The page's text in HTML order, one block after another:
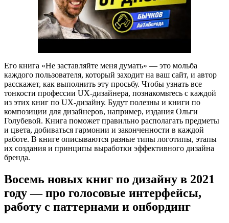
Его книга «Не заставляйте меня думать» — это мольба
каждого пользователя, который заходит на ваш сайт, и автор
расскажет, как выполнить эту просьбу. Чтобы узнать все
тонкости профессии UX-дизайнера, познакомьтесь с каждой
из этих книг по UX-дизайну. Будут полезны и книги по
композиции для дизайнеров, например, издания Ольги
Голубевой. Книга поможет правильно располагать предметы
и цвета, добиваться гармонии и законченности в каждой
работе. В книге описываются разные типы логотипы, этапы
их создания и принципы выработки эффективного дизайна
бренда.
Восемь новых книг по дизайну в 2021
году — про голосовые интерфейсы,
работу с паттернами и онбординг